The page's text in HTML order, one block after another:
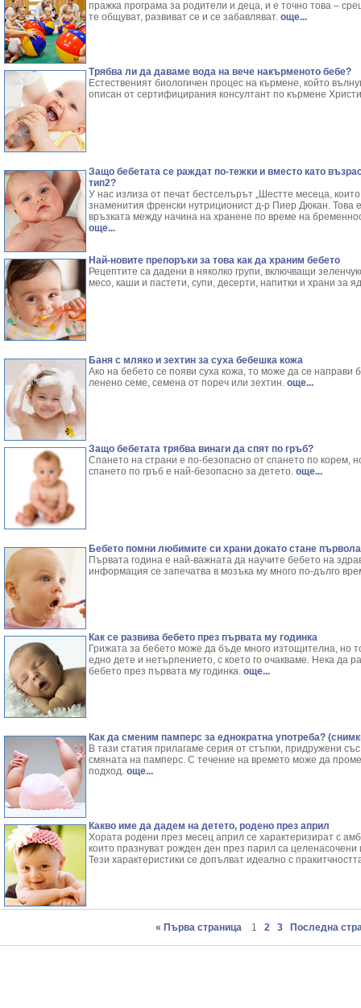
пражка програма за родители и деца, и е точно това –
те общуват, развиват се и се забавляват. още...
Трябва ли да даваме вода на вече накърменото бебе?
Естественият биологичен процес на кърмене, който
описан от сертифицирания консултант по кърмене
Защо бебетата се раждат по-тежки и вместо като
тип2?
У нас излиза от печат бестселърът „Шестте месеца,
знаменития френски нутриционист д-р Пиер Дюкан. Това
връзката между начина на хранене по време на
още...
Най-новите препоръки за това как да храним бебето
Рецептите са дадени в няколко групи, включващи
месо, каши и пастети, супи, десерти, напитки и храни за
Баня с мляко и зехтин за суха бебешка кожа
Ако на бебето се появи суха кожа, то може да се направи
ленено семе, семена от пореч или зехтин. още...
Защо бебетата трябва винаги да спят по гръб?
Спането на страни е по-безопасно от спането по корем,
спането по гръб е най-безопасно за детето. още...
Бебето помни любимите си храни докато стане
Първата година е най-важната да научите бебето на
информация се запечатва в мозъка му много по-дълго
Как се развива бебето през първата му годинка
Грижата за бебето може да бъде много изтощителна, но
едно дете и нетърпението, с което го очакваме. Нека да
бебето през първата му годинка. още...
Как да сменим памперс за еднократна употреба?
В тази статия прилагаме серия от стъпки, придружени
смяната на памперс. С течение на времето може да
подход. още...
Какво име да дадем на детето, родено през април
Хората родени през месец април се характеризират с
които празнуват рожден ден през парил са целенасочени
Тези характеристики се допълват идеално с
« Първа страница 1 2 3 Последна